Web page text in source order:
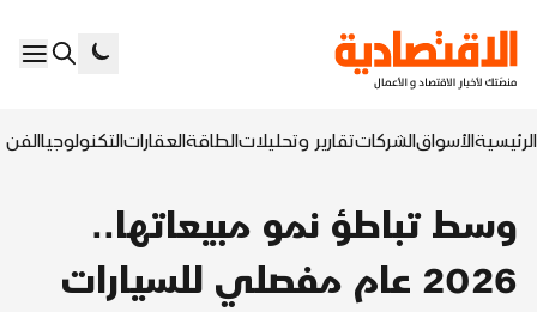
الرئيسيةالأسواقالشركاتتقارير وتحليلاتالطاقةالعقاراتالتكنولوجياالفن
وسط تباطؤ نمو مبيعاتها..
2026 عام مفصلي للسيارات